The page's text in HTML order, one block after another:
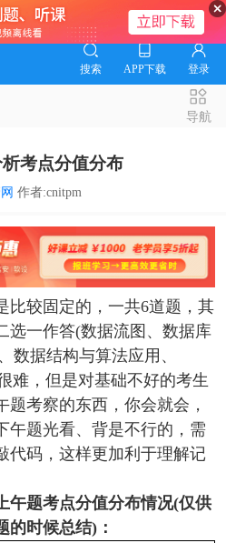
搜索 APP下载 登录
导航
考点分值分布
作者:cnitpm
比较固定的，一共6道题，其
选一作答(数据流图、数据库
数据结构与算法应用、
难，但是对基础不好的考生
考察的东西，你会就会，
午题光看、背是不行的，需
代码，这样更加利于理解记
午题考点分值分布情况(仅供
的时候总结)：